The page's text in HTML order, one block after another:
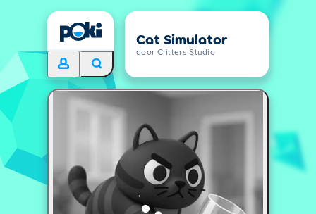
Cat Simulator
door Critters Studio